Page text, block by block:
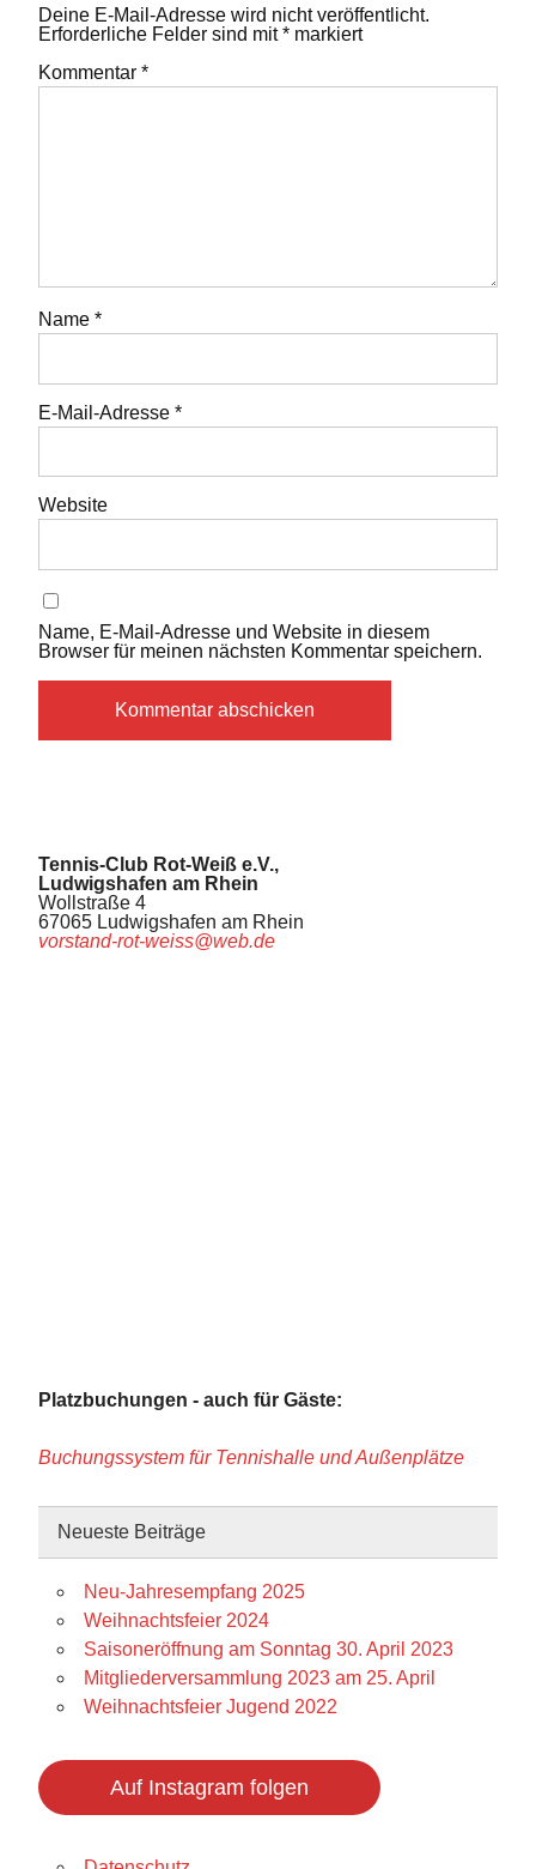
Deine E-Mail-Adresse wird nicht veröffentlicht.
Erforderliche Felder sind mit* markiert
Kommentar *
Name *
E-Mail-Adresse *
Website
Name, E-Mail-Adresse und Website in diesem
Browser für meinen nächsten Kommentar speichern.
Tennis-Club Rot-Weiß e.V.,
Ludwigshafen am Rhein
Wollstraße 4
67065 Ludwigshafen am Rhein
vorstand-rot-weiss@web.de
Platzbuchungen - auch für Gäste:
Buchungssystem für Tennishalle und Außenplätze
Neueste Beiträge
Neu-Jahresempfang 2025
Weihnachtsfeier 2024
Saisoneröffnung am Sonntag 30. April 2023
Mitgliederversammlung 2023 am 25. April
Weihnachtsfeier Jugend 2022
Auf Instagram folgen